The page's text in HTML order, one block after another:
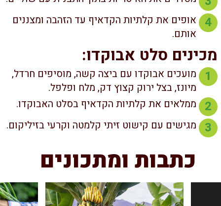
4
אופים את קלתיות הקדאיף עד הזהבה ומצננים
אותם.
סלט אבוקדו:
1
מועכים אבוקדו עם ביצה קשה, מוסיפים חרדל,
מיונז, בצל ירוק קצוץ דק, מלח ופלפל.
2 ממלאים את קלתיות הקדאיף בסלט האבוקדו.
3 מגישים עם קישוט זיתי קלמטה וקרעי בזיליקום.
כתבות ומתכונים